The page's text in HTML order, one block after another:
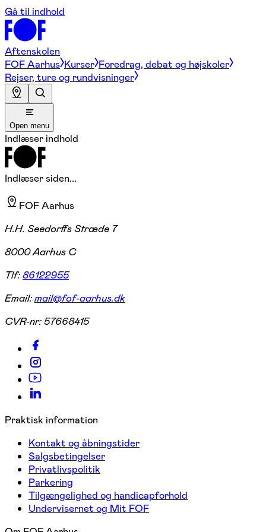
Gå til indhold
Aftenskolen
FOF Aarhus Kurser Foredrag, debat og højskoler
Rejser, ture og rundvisninger
Open menu
Indlæser indhold
Indlæser siden...
FOF Aarhus
H.H. Seedorffs Stræde 7
8000 Aarhus C
Tlf:86122955
Email:mail@fof-aarhus.dk
CVR-nr:57668415
Praktisk information
Kontakt og åbningstider
Salgsbetingelser
Privatlivspolitik
Parkering
Tilgængelighed og handicapforhold
Undervisernet og Mit FOF